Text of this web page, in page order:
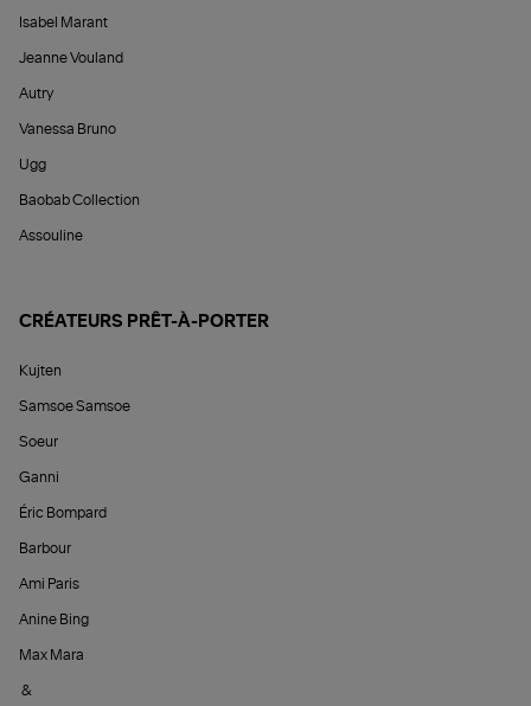
Isabel Marant
Jeanne Vouland
Autry
Vanessa Bruno
Ugg
Baobab Collection
Assouline
CRÉATEURS PRÊT-À-PORTER
Kujten
Samsoe Samsoe
Soeur
Ganni
Éric Bompard
Barbour
Ami Paris
Anine Bing
Max Mara
&